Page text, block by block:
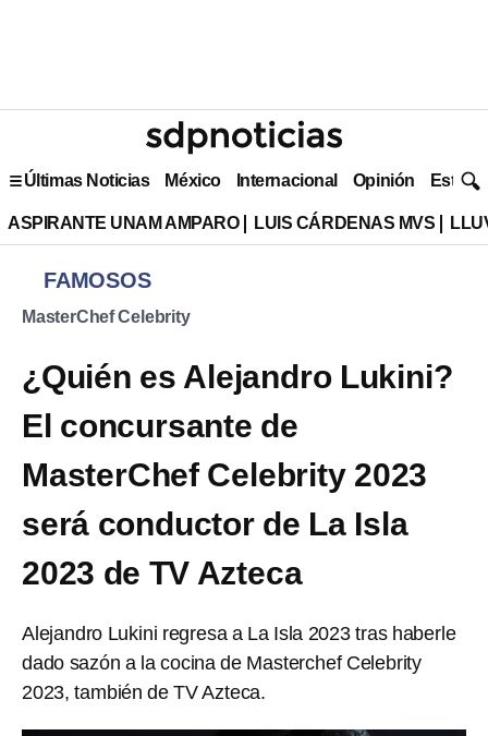
Últimas Noticias México Internacional Opinión Estilo
ASPIRANTE UNAM AMPARO LUIS CÁRDENAS MVS
FAMOSOS
MasterChef Celebrity
¿Quién es Alejandro Lukini?
El concursante de
MasterChef Celebrity 2023
será conductor de La Isla
2023 de TV Azteca
Alejandro Lukini regresa a La Isla 2023 tras haberle
dado sazón a la cocina de Masterchef Celebrity
2023, también de TV Azteca.